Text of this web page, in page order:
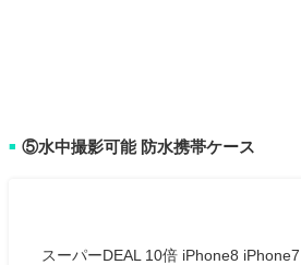
■ ⑤水中撮影可能 防水携帯ケース
スーパーDEAL 10倍 iPhone8